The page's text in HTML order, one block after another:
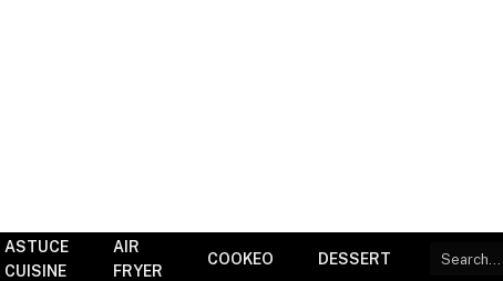
ASTUCE
CUISINE
AIR
FRYER
COOKEO DESSERT